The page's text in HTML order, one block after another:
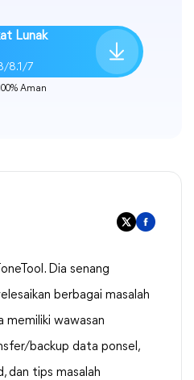
Lunak
8.1/7
Aman
Dia senang
berbagai masalah
memiliki wawasan
backup data ponsel,
dan tips masalah